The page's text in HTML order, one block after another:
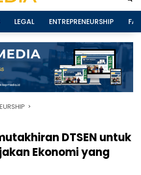
LEGAL ENTREPRENEURSHIP
DTSEN untuk
Ekonomi yang